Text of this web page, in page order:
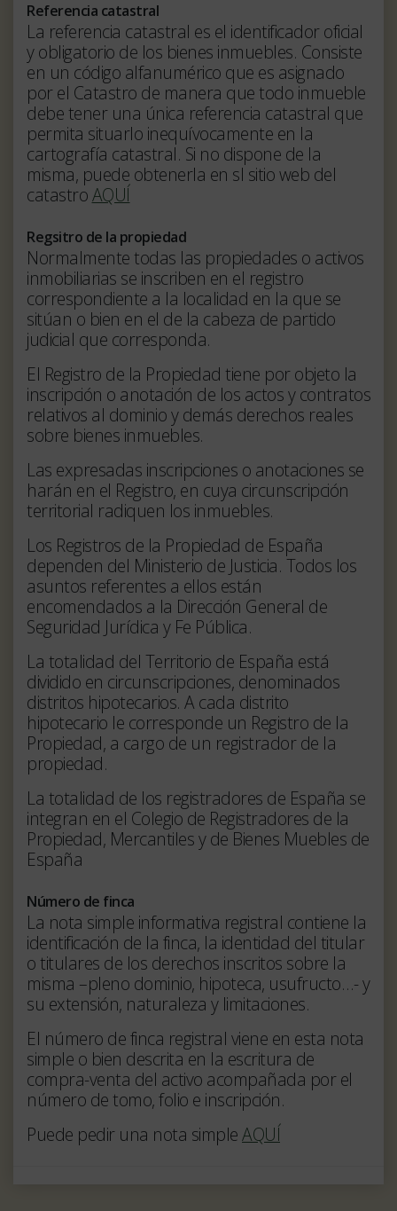
Referencia catastral
La referencia catastral es el identificador oficial
y obligatorio de los bienes inmuebles. Consiste
en un código alfanumérico que es asignado
por el Catastro de manera que todo inmueble
debe tener una única referencia catastral que
permita situarlo inequívocamente en la
cartografía catastral. Si no dispone de la
misma, puede obtenerla en sl sitio web del
catastroAQUÍ
Regsitro de la propiedad
Normalmente todas las propiedades o activos
inmobiliarias se inscriben en el registro
correspondiente a la localidad en la que se
sitúan o bien en el de la cabeza de partido
judicial que corresponda.
El Registro de la Propiedad tiene por objeto la
inscripción o anotación de los actos y contratos
relativos al dominio y demás derechos reales
sobre bienes inmuebles.
Las expresadas inscripciones o anotaciones se
harán en el Registro, en cuya circunscripción
territorial radiquen los inmuebles.
Los Registros de la Propiedad de España
dependen del Ministerio de Justicia. Todos los
asuntos referentes a ellos están
encomendados a la Dirección General de
Seguridad Jurídica y Fe Pública.
La totalidad del Territorio de España está
dividido en circunscripciones, denominados
distritos hipotecarios. A cada distrito
hipotecario le corresponde un Registro de la
Propiedad, a cargo de un registrador de la
propiedad.
La totalidad de los registradores de España se
integran en el Colegio de Registradores de la
Propiedad, Mercantiles y de Bienes Muebles de
España
Número de finca
La nota simple informativa registral contiene la
identificación de la finca, la identidad del titular
o titulares de los derechos inscritos sobre la
misma –pleno dominio, hipoteca, usufructo…- y
su extensión, naturaleza y limitaciones.
El número de finca registral viene en esta nota
simple o bien descrita en la escritura de
compra-venta del activo acompañada por el
número de tomo, folio e inscripción.
Puede pedir una nota simpleAQUÍ